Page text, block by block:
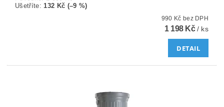
Ušetříte:132 Kč (–9 %)
990 Kč bez DPH
1 198 Kč/ ks
DETAIL